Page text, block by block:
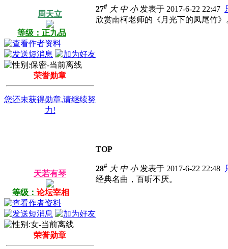
周天立
等级：正九品
荣誉勋章
您还未获得勋章,请继续努
力!
27# 大 中 小发表于 2017-6-22 22:47
欣赏南柯老师的《月光下的凤尾竹》
TOP
天若有琴
等级： 论坛宰相
荣誉勋章
28# 大 中 小发表于 2017-6-22 22:48
经典名曲，百听不厌。